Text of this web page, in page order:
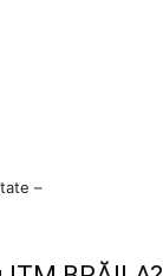
–